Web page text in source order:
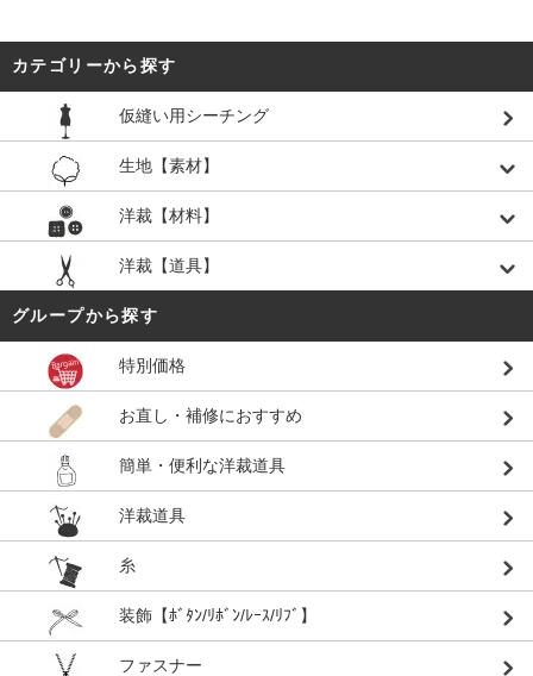
カテゴリーから探す
仮縫い用シーチング
生地【素材】
洋裁【材料】
洋裁【道具】
グループから探す
特別価格
お直し・補修におすすめ
簡単・便利な洋裁道具
洋裁道具
糸
装飾【ﾎﾞﾀﾝ/ﾘﾎﾞﾝ/ﾚｰｽ/ﾘﾌﾞ】
ファスナー